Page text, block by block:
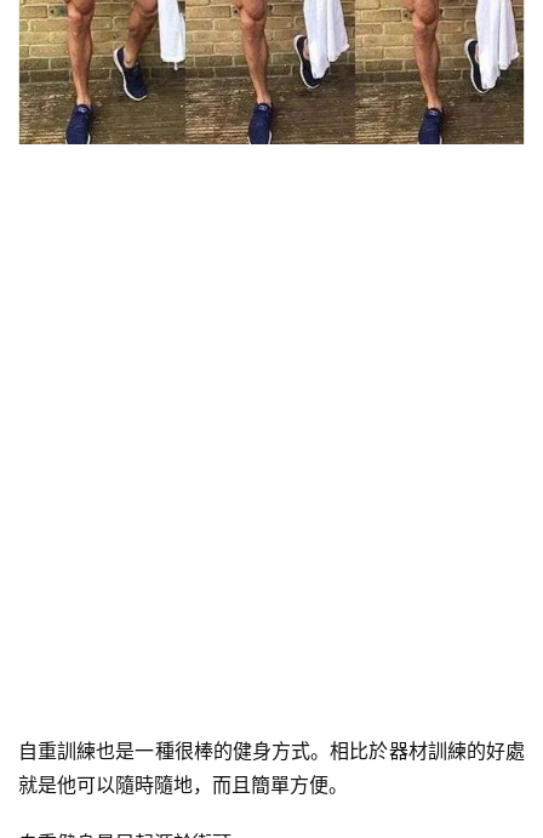
自重訓練也是一種很棒的健身方式。相比於器材訓練的好處
就是他可以隨時隨地，而且簡單方便。